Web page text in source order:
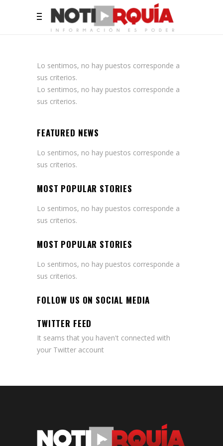
Lo sentimos, no hay puestos corresponde a
sus criterios.
Lo sentimos, no hay puestos corresponde a
sus criterios.
FEATURED NEWS
Lo sentimos, no hay puestos corresponde a
sus criterios.
MOST POPULAR STORIES
Lo sentimos, no hay puestos corresponde a
sus criterios.
MOST POPULAR STORIES
Lo sentimos, no hay puestos corresponde a
sus criterios.
FOLLOW US ON SOCIAL MEDIA
TWITTER FEED
It seams that you haven't connected with
your Twitter account